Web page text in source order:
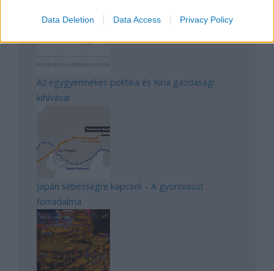
Data Deletion Data Access Privacy Policy
Az egygyermekes politika és Kína gazdasági
kihívásai
Japán sebességre kapcsol – A gyorsvasút
forradalma